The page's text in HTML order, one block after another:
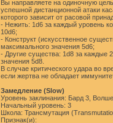
Вы направляете на одиночную
успешной дистанционной атаки
которого зависит от расовой
- Нежить: 1d6 за каждый уровень
10d6;
- Конструкт (искусственное
максимального значения 5d6;
- Другие существа: 1d8 за каждые
значения 5d8.
В случае критического удара во
если жертва не обладает
Замедление (Slow)
Уровень заклинания: Бард 3,
Начальный уровень: 3
Школа: Трансмутация
Признак(и):